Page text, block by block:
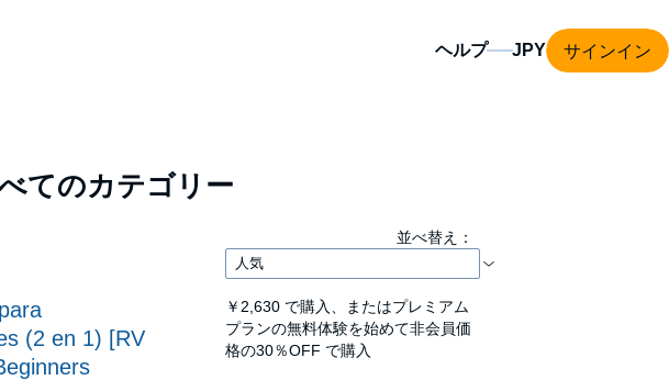
ヘルプ サインイン
てのカテゴリー
並べ替え：
(2 en 1) [RV
￥2,630 で購入、またはプレミアム
プランの無料体験を始めて非会員価
格の30％OFF で購入